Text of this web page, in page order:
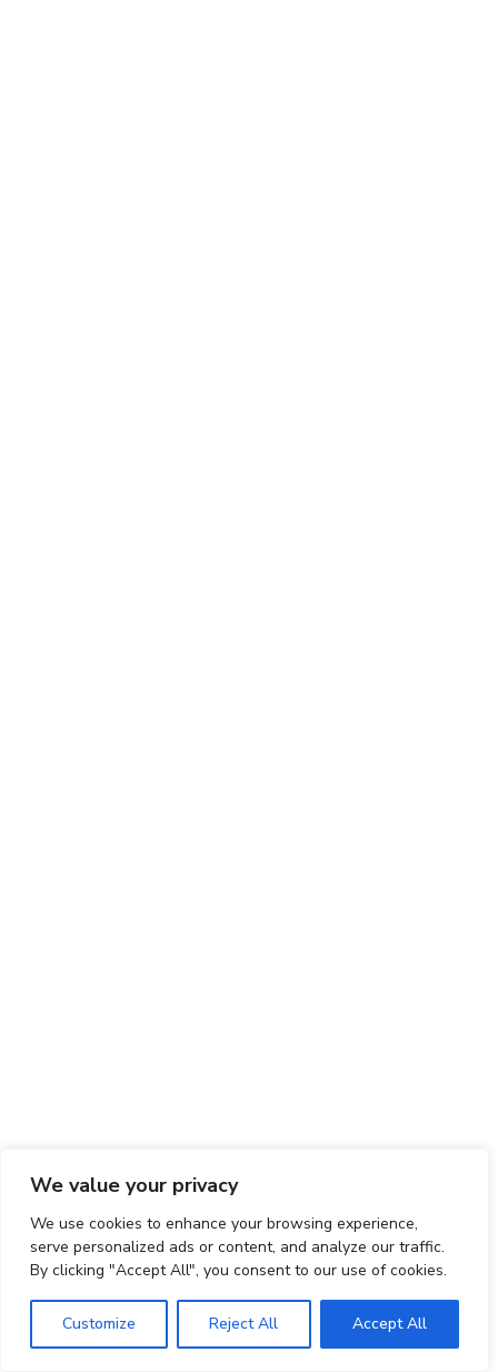
We value your privacy
We use cookies to enhance your browsing experience,
serve personalized ads or content, and analyze our traffic.
By clicking "Accept All", you consent to our use of cookies.
Customize Reject All Accept All